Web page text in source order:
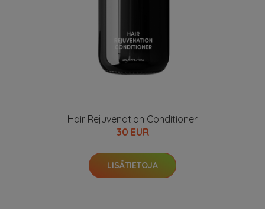
Hair Rejuvenation Conditioner
30 EUR
LISÄTIETOJA